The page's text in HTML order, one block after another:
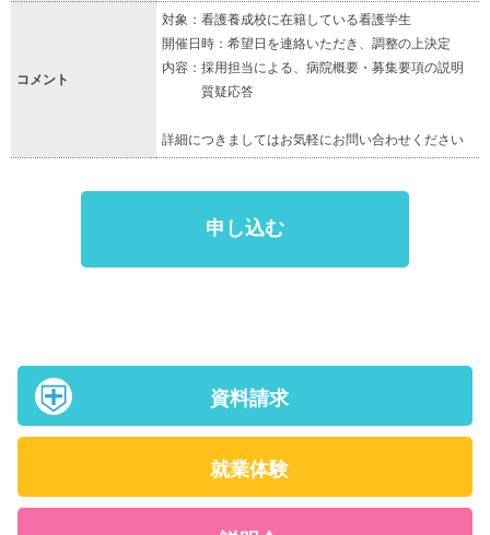
コメント
対象：看護養成校に在籍している看護学生
開催日時：希望日を連絡いただき、調整の上決定
内容：採用担当による、病院概要・募集要項の説明
質疑応答
詳細につきましてはお気軽にお問い合わせください
申し込む
資料請求
就業体験